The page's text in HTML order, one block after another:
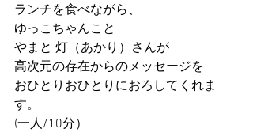
ランチを食べながら、
ゆっこちゃんこと
やまと 灯（あかり）さんが
高次元の存在からのメッセージを
おひとりおひとりにおろしてくれま
す。
(一人/10分）